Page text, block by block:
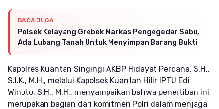
BACA JUGA
Polsek Kelayang Grebek Markas Pengegedar Sabu,
Ada Lubang Tanah Untuk Menyimpan Barang Bukti
Kapolres Kuantan Singingi AKBP Hidayat Perdana, S.H.,
S.I.K., M.H., melalui Kapolsek Kuantan Hilir IPTU Edi
Winoto, S.H., M.H., menyampaikan bahwa penertiban ini
merupakan bagian dari komitmen Polri dalam menjaga